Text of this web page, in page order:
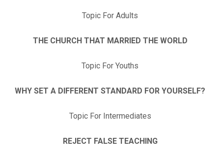
Topic For Adults
THE CHURCH THAT MARRIED THE WORLD
Topic For Youths
WHY SET A DIFFERENT STANDARD FOR YOURSELF?
Topic For Intermediates
REJECT FALSE TEACHING